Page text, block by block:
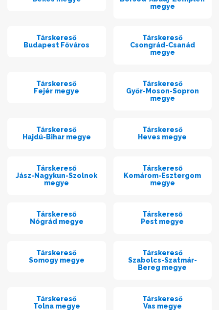
megye
Társkereső
Budapest Főváros
Társkereső
Csongrád-Csanád
megye
Társkereső
Fejér megye
Társkereső
Győr-Moson-Sopron
megye
Társkereső
Hajdú-Bihar megye
Társkereső
Heves megye
Társkereső
Jász-Nagykun-Szolnok
megye
Társkereső
Komárom-Esztergom
megye
Társkereső
Nógrád megye
Társkereső
Pest megye
Társkereső
Somogy megye
Társkereső
Szabolcs-Szatmár-
Bereg megye
Társkereső
Tolna megye
Társkereső
Vas megye